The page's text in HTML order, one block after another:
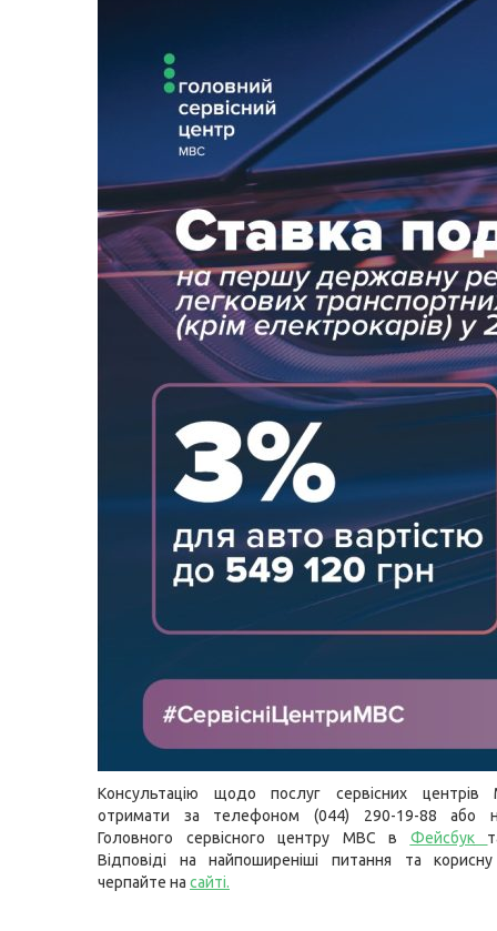
Консультацію щодо послуг сервісних
отримати за телефоном (044) 290-19-88 або
Головного сервісного центру МВС в Фейсбук
Відповіді на найпоширеніші питання та
черпайте на сайті.